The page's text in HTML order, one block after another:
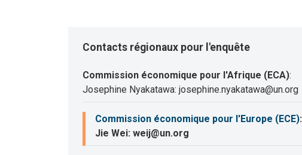
Contacts régionaux pour l'enquête
Commission économique pour l'Afrique (ECA):
Josephine Nyakatawa: josephine.nyakatawa@un.org
Commission économique pour l'Europe (ECE):
Jie Wei: weij@un.org